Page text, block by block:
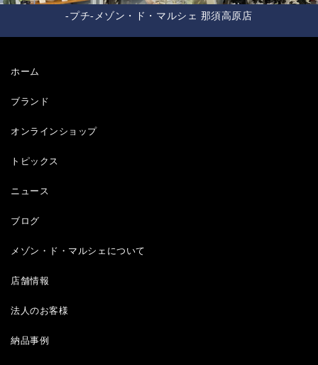
-プチ-メゾン・ド・マルシェ 那須高原店
ホーム
ブランド
オンラインショップ
トピックス
ニュース
ブログ
メゾン・ド・マルシェについて
店舗情報
法人のお客様
納品事例